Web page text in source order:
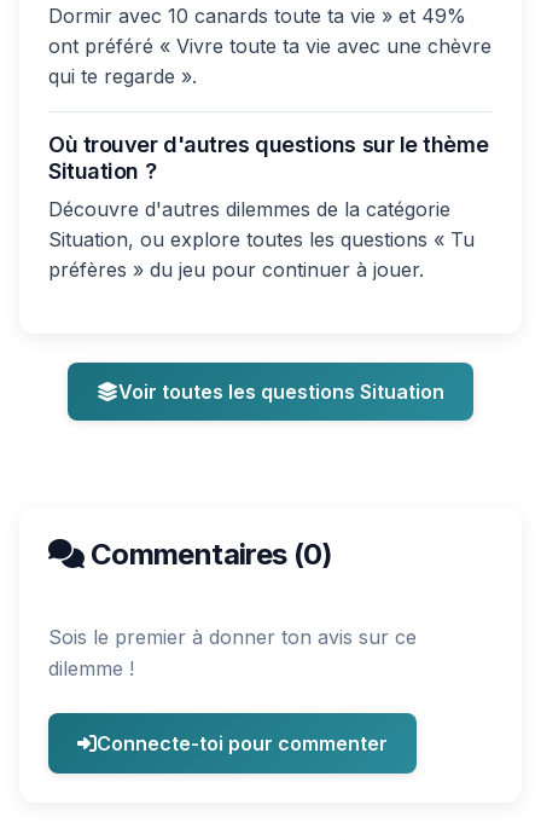
Dormir avec 10 canards toute ta vie » et 49%
ont préféré « Vivre toute ta vie avec une chèvre
qui te regarde ».
Où trouver d'autres questions sur le thème
Situation ?
Découvre d'autres dilemmes de la catégorie
Situation, ou explore toutes les questions « Tu
préfères » du jeu pour continuer à jouer.
Voir toutes les questions Situation
Commentaires (0)
Sois le premier à donner ton avis sur ce
dilemme !
Connecte-toi pour commenter